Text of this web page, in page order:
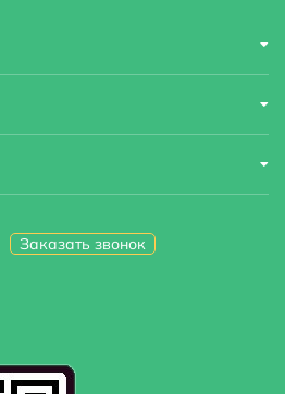
Заказать звонок